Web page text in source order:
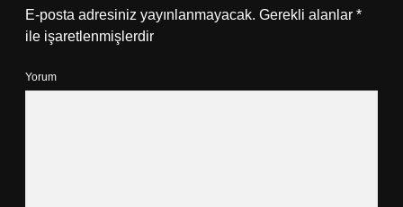
E-posta adresiniz yayınlanmayacak. Gerekli alanlar *
ile işaretlenmişlerdir
Yorum